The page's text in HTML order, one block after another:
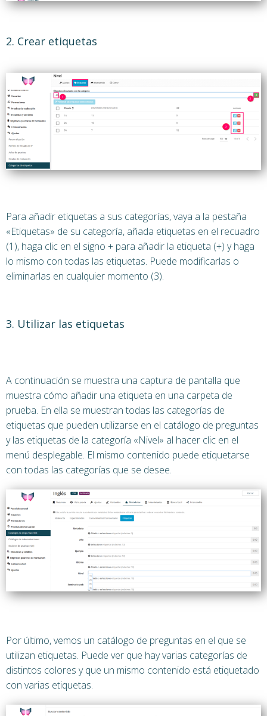
2. Crear etiquetas
Para añadir etiquetas a sus categorías, vaya a la pestaña
«Etiquetas» de su categoría, añada etiquetas en el recuadro
(1), haga clic en el signo + para añadir la etiqueta (+) y haga
lo mismo con todas las etiquetas. Puede modificarlas o
eliminarlas en cualquier momento (3).
3. Utilizar las etiquetas
A continuación se muestra una captura de pantalla que
muestra cómo añadir una etiqueta en una carpeta de
prueba. En ella se muestran todas las categorías de
etiquetas que pueden utilizarse en el catálogo de preguntas
y las etiquetas de la categoría «Nivel» al hacer clic en el
menú desplegable. El mismo contenido puede etiquetarse
con todas las categorías que se desee.
Por último, vemos un catálogo de preguntas en el que se
utilizan etiquetas. Puede ver que hay varias categorías de
distintos colores y que un mismo contenido está etiquetado
con varias etiquetas.